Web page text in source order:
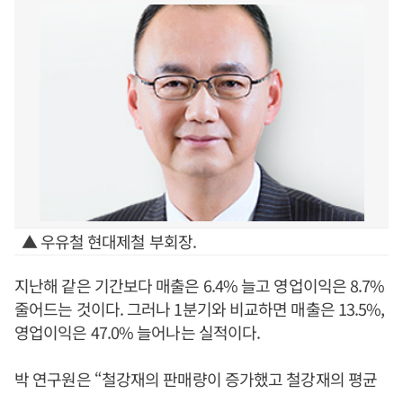
▲ 우유철 현대제철 부회장.
지난해 같은 기간보다 매출은 6.4% 늘고 영업이익은 8.7%
줄어드는 것이다. 그러나 1분기와 비교하면 매출은 13.5%,
영업이익은 47.0% 늘어나는 실적이다.
박 연구원은 “철강재의 판매량이 증가했고 철강재의 평균